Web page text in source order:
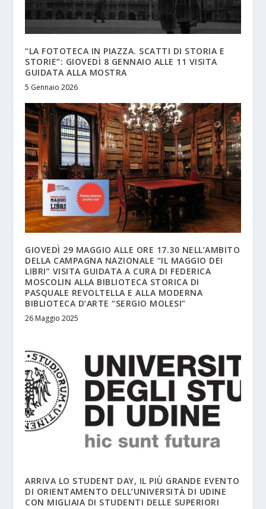
“LA FOTOTECA IN PIAZZA. SCATTI DI STORIA E
STORIE”: GIOVEDÌ 8 GENNAIO ALLE 11 VISITA
GUIDATA ALLA MOSTRA
5 Gennaio 2026
GIOVEDÌ 29 MAGGIO ALLE ORE 17.30 NELL’AMBITO
DELLA CAMPAGNA NAZIONALE “IL MAGGIO DEI
LIBRI” VISITA GUIDATA A CURA DI FEDERICA
MOSCOLIN ALLA BIBLIOTECA STORICA DI
PASQUALE REVOLTELLA E ALLA MODERNA
BIBLIOTECA D’ARTE “SERGIO MOLESI”
26 Maggio 2025
ARRIVA LO STUDENT DAY, IL PIÙ GRANDE EVENTO
DI ORIENTAMENTO DELL’UNIVERSITÀ DI UDINE
CON MIGLIAIA DI STUDENTI DELLE SUPERIORI